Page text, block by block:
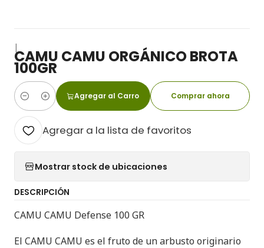
|CAMU CAMU ORGÁNICO BROTA
100GR
Cantidad
Agregar al Carro Comprar ahora
Agregar a la lista de favoritos
Mostrar stock de ubicaciones
DESCRIPCIÓN
CAMU CAMU Defense 100 GR
El CAMU CAMU es el fruto de un arbusto originario